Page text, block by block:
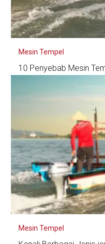
Mesin Tempel
10 Penyebab Mesin
Lihat Detail
Mesin Tempel